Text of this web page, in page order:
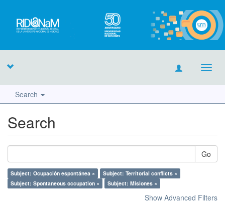
Search
Search
Go
Subject: Ocupación espontánea ×
Subject: Territorial conflicts ×
Subject: Spontaneous occupation ×
Subject: Misiones ×
Show Advanced Filters